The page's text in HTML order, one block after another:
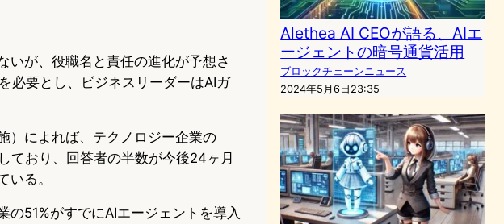
いが、役職名と責任の進化が予想さ
必要とし、ビジネスリーダーはAIガ
）によれば、テクノロジー企業の
ており、回答者の半数が今後24ヶ月
る。
51%がすでにAIエージェントを導入
Alethea AI CEOが語る、AIエ
ージェントの暗号通貨活用
ブロックチェーンニュース
2024年5月6日23:35